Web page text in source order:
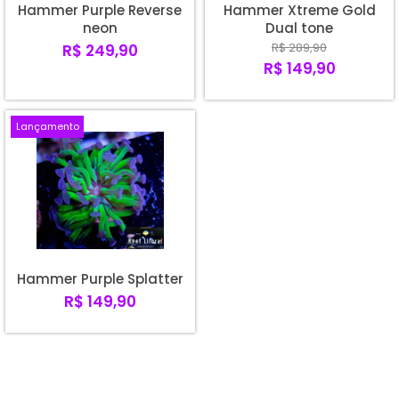
Hammer Purple Reverse
neon
R$ 249,90
Hammer Xtreme Gold
Dual tone
R$ 289,90
R$ 149,90
Lançamento
Hammer Purple Splatter
R$ 149,90